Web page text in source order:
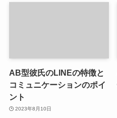
AB型彼氏のLINEの特徴と
コミュニケーションのポイ
ント
2023年8月10日